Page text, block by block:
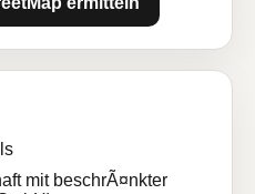
mit beschrÃ¤nkter